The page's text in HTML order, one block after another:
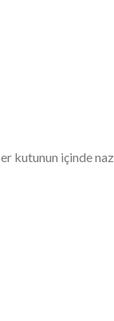
kutunun içinde